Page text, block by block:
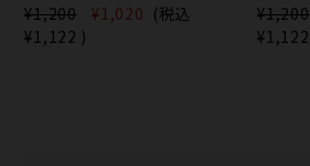
¥1,200
¥1,020 (税込
¥1,122 )
¥1,200
¥1,122